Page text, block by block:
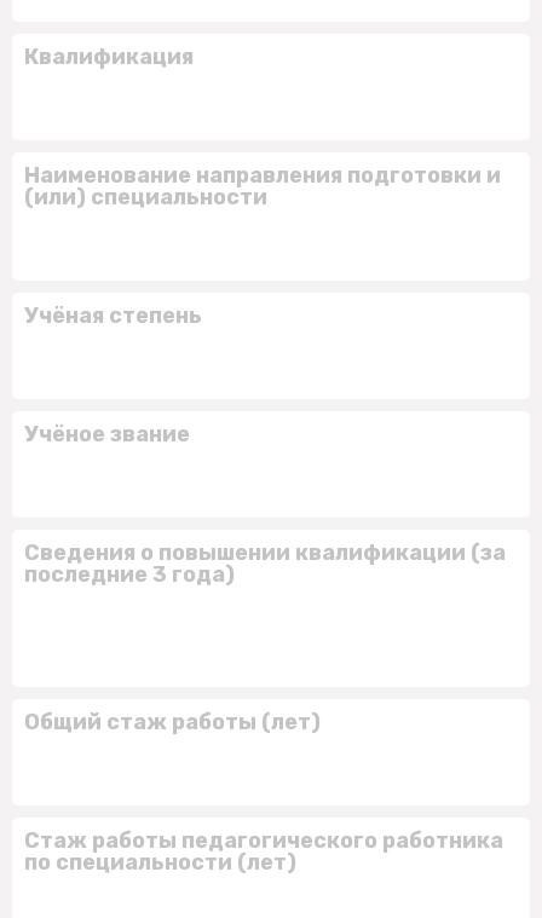
Квалификация
Наименование направления подготовки и
(или) специальности
Учёная степень
Учёное звание
Сведения о повышении квалификации (за
последние 3 года)
Общий стаж работы (лет)
Стаж работы педагогического работника
по специальности (лет)